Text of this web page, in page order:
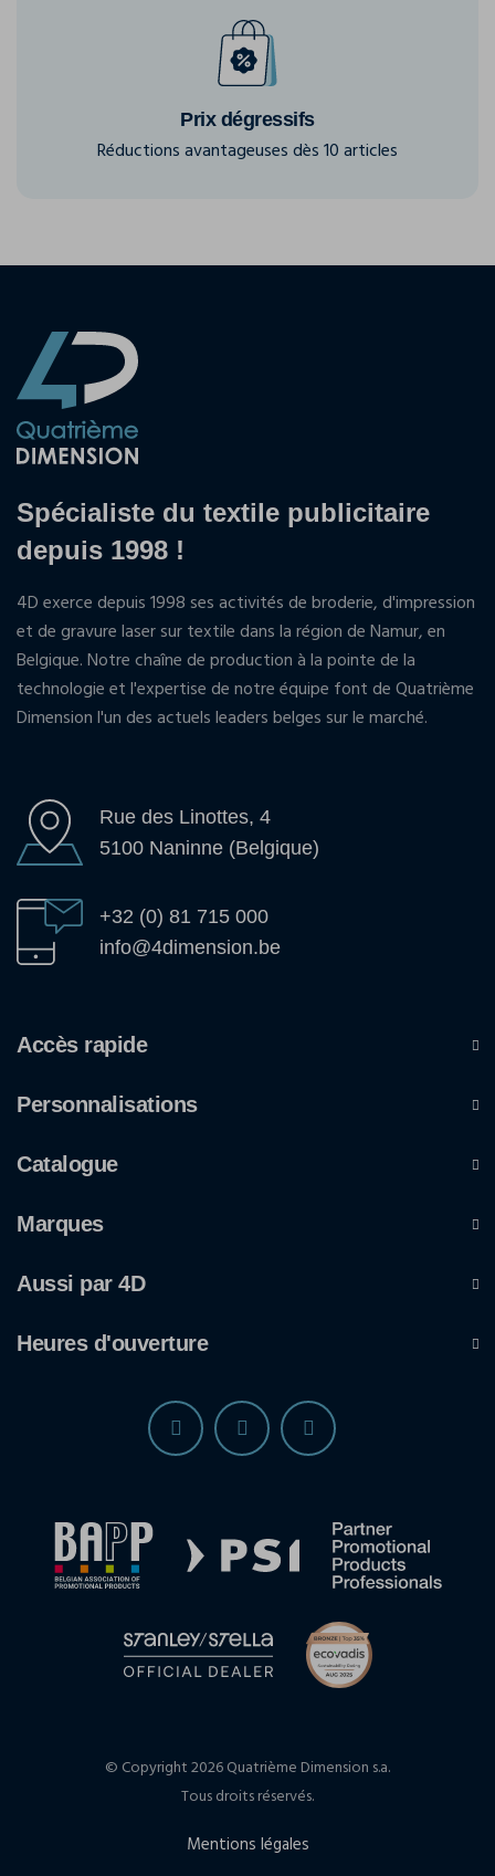
Prix dégressifs
Réductions avantageuses dès 10 articles
Spécialiste du textile publicitaire
depuis 1998 !
4D exerce depuis 1998 ses activités de broderie, d'impression
et de gravure laser sur textile dans la région de Namur, en
Belgique. Notre chaîne de production à la pointe de la
technologie et l'expertise de notre équipe font de Quatrième
Dimension l'un des actuels leaders belges sur le marché.
Rue des Linottes, 4
5100 Naninne (Belgique)
+32 (0) 81 715 000
info@4dimension.be
Accès rapide
Personnalisations
Catalogue
Marques
Aussi par 4D
Heures d'ouverture
© Copyright 2026 Quatrième Dimension s.a.
Tous droits réservés.
Mentions légales